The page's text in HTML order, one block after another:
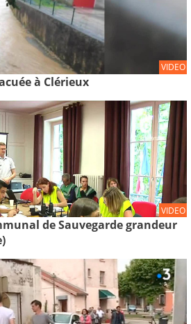
VIDEO
à Clérieux
VIDEO
de Sauvegarde grandeur